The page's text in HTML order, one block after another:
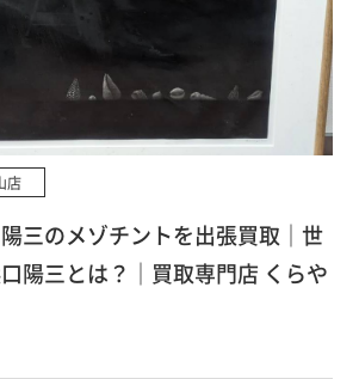
店
陽三のメゾチントを出張買取｜世
陽三とは？｜買取専門店 くらや